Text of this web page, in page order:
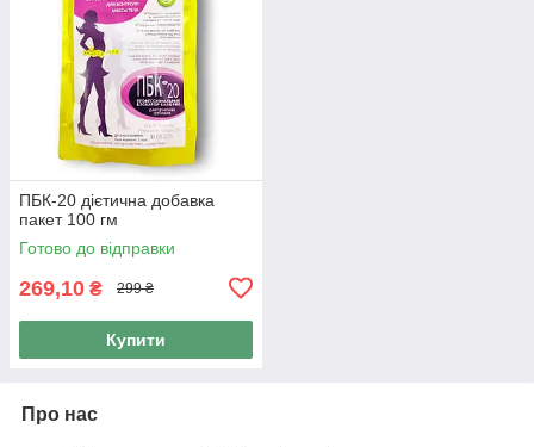
ПБК-20 дієтична добавка
пакет 100 гм
Готово до відправки
269,10 ₴ 299 ₴
Купити
Про нас